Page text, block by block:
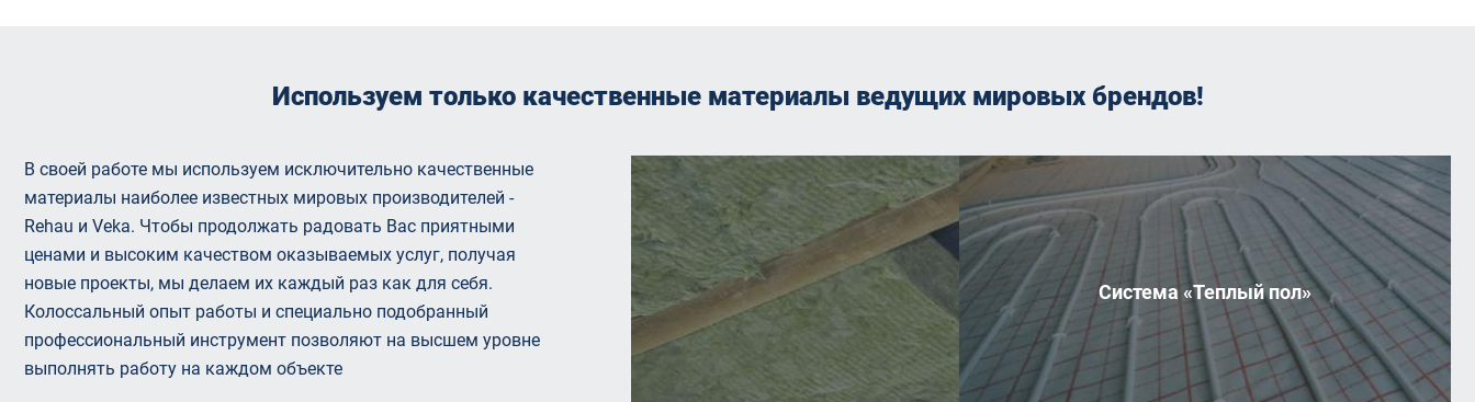
Используем только качественные материалы ведущих мировых брендов!
В своей работе мы используем исключительно качественные
материалы наиболее известных мировых производителей -
Rehau и Veka. Чтобы продолжать радовать Вас приятными
ценами и высоким качеством оказываемых услуг, получая
новые проекты, мы делаем их каждый раз как для себя.
Колоссальный опыт работы и специально подобранный
профессиональный инструмент позволяют на высшем уровне
выполнять работу на каждом объекте
Система «Теплый пол»